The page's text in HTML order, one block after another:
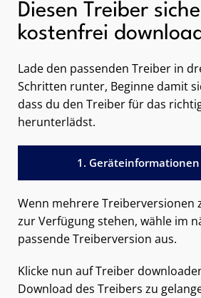
Diesen Treiber
kostenfrei
Lade den passenden Treiber in
Schritten runter, Beginne damit
dass du den Treiber für das
herunterlädst.
1.
Wenn mehrere Treiberversionen
zur Verfügung stehen, wähle im
passende Treiberversion aus.
Klicke nun auf Treiber
Download des Treibers zu